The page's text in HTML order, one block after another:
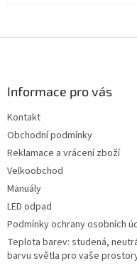
Informace pro vás
Kontakt
Obchodní podmínky
Reklamace a vrácení zboží
Velkoobchod
Manuály
LED odpad
Podmínky ochrany osobních
Teplota barev: studená,
barvu světla pro vaše